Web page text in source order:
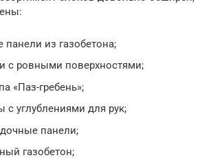
панели из газобетона;
с ровными поверхностями;
«Паз-гребень»;
с углублениями для рук;
панели;
газобетон;